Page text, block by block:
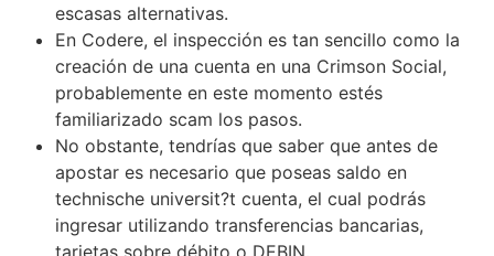
escasas alternativas.
En Codere, el inspección es tan sencillo como la
creación de una cuenta en una Crimson Social,
probablemente en este momento estés
familiarizado scam los pasos.
No obstante, tendrías que saber que antes de
apostar es necesario que poseas saldo en
technische universit?t cuenta, el cual podrás
ingresar utilizando transferencias bancarias,